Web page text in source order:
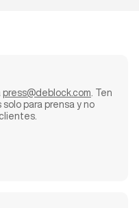
press@deblock.com . Ten
para prensa y no